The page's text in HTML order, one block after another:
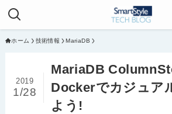
ホーム 技術情報 MariaDB
MariaDB
Dockerでカジュア
よう!
2019
1/28